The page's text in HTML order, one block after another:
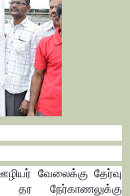
வேலைக்கு தேர்வு
நேர்காணலுக்கு